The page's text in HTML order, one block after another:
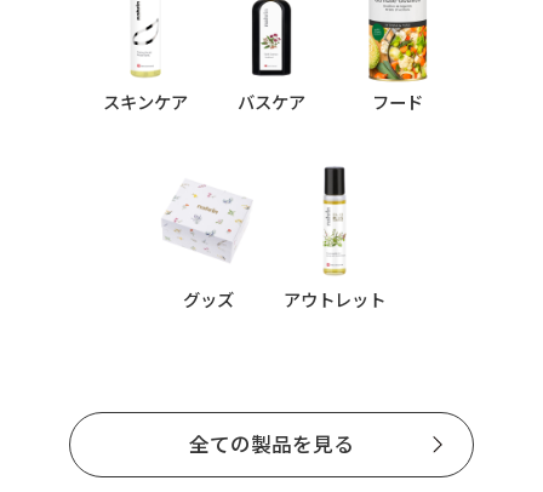
スキンケア バスケア フード
グッズ アウトレット
全ての製品を見る